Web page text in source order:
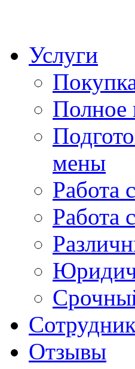
Услуги
Полное
мены
Работа
Работа
Отзывы